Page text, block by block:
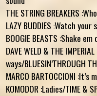
THE STRING BREAKERS
LAZY BUDDIES :Watch
BOOGIE BEASTS :Shake
DAVE WELD & THE
ways/BLUESIN’THROUGH
MARCO BARTOCCIONI
KOMODOR :Ladies/TIME &